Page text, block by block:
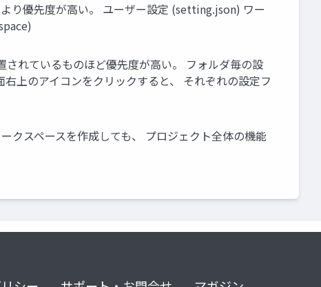
り優先度が高い。 ユーザー設定 (setting.json) ワー
れているものほど優先度が高い。 フォルダ毎の設
上のアイコンをクリックすると、 それぞれの設定フ
クスペースを作成しても、 プロジェクト全体の機能